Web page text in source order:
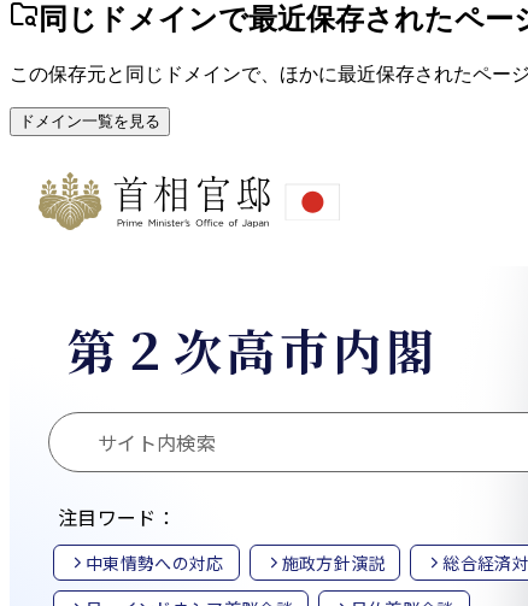
同じドメインで最近保存されたペー
この保存元と同じドメインで、ほかに最近保存されたページ
ドメイン一覧を見る